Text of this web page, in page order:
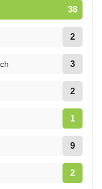
38
2
3
2
1
9
2